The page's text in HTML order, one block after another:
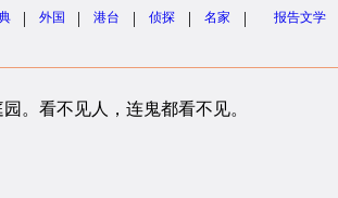
| 外国 | 港台 | 侦探 | 名家 | 报告文学
。看不见人，连鬼都看不见。